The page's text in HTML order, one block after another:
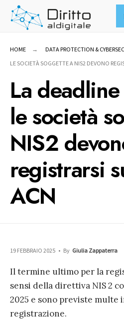
Skip
HOME DATA PROTECTION &
LE SOCIETÀ SOGGETTE A NIS2 DEVONO
La
le società
NIS2
registrarsi
ACN
19 FEBBRAIO 2025 • By Giulia Zappaterra
Il termine ultimo per la
sensi della direttiva NIS 2
2025 e sono previste multe
registrazione.